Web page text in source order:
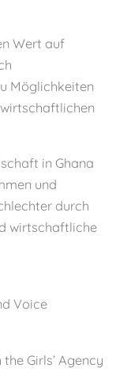
Wert auf
Möglichkeiten
in Ghana
und
durch
wirtschaftliche
Voice
Girls’ Agency